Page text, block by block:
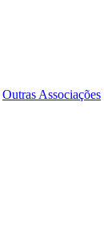
Outras Associações